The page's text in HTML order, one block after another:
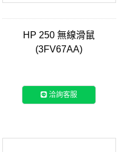
HP 250 無線滑鼠
(3FV67AA)
洽詢客服